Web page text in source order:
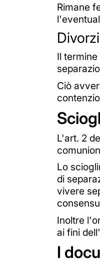
Rimane
Il
Ciò
L'art. 2
Lo
di
vivere
Inoltre
ai fini
I